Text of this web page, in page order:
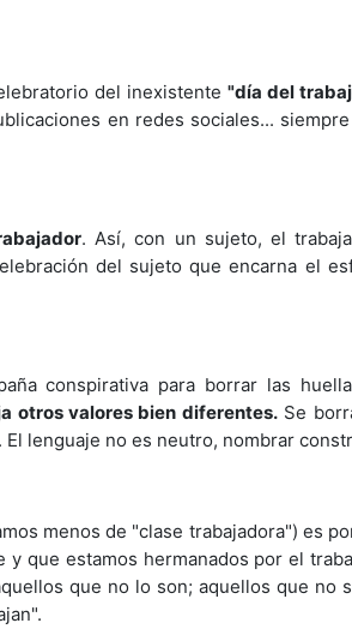
del inexistente"día del
en redes sociales...
. Así, con un sujeto, el
del sujeto que encarna el
conspirativa para borrar las
otros valores bien diferentes.Se
lenguaje no es neutro, nombrar
menos de "clase trabajadora") es
que estamos hermanados por el
que no lo son; aquellos que no